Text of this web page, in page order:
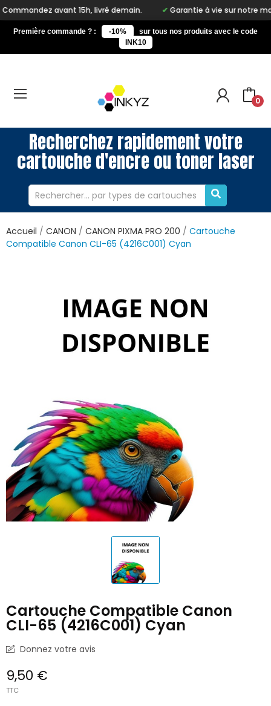
15h, livré demain. Garantie à vie sur notre marque Inkyz
Première commande ? : -10%
sur tous nos produits avec le code
INK10
0
Recherchez rapidement votre
cartouche d'encre ou toner laser
Accueil CANON CANON PIXMA PRO 200
Cartouche
Compatible Canon CLI-65 (4216C001) Cyan
Cartouche Compatible Canon
CLI-65 (4216C001) Cyan
Donnez votre avis
9,50 €
TTC